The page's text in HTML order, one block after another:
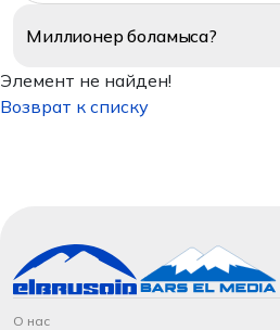
Миллионерболамыса?
Элемент не найден!
Возврат к списку
О нас